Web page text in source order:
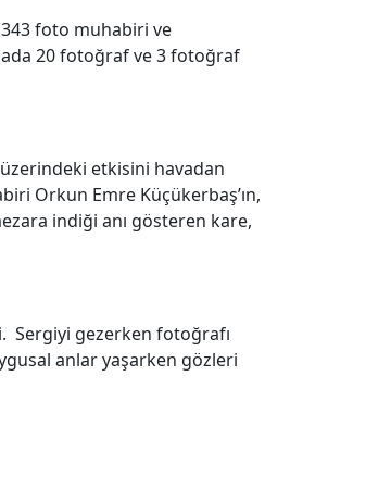
343 foto muhabiri ve
20 fotoğraf ve 3 fotoğraf
üzerindeki etkisini havadan
Orkun Emre Küçükerbaş’ın,
indiği anı gösteren kare,
Sergiyi gezerken fotoğrafı
anlar yaşarken gözleri